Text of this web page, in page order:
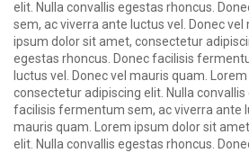
elit. Nulla convallis egestas rhoncus.
sem, ac viverra ante luctus vel. Donec
ipsum dolor sit amet, consectetur
egestas rhoncus. Donec facilisis
luctus vel. Donec vel mauris quam.
consectetur adipiscing elit. Nulla
facilisis fermentum sem, ac viverra ante
mauris quam. Lorem ipsum dolor sit
elit. Nulla convallis egestas rhoncus.